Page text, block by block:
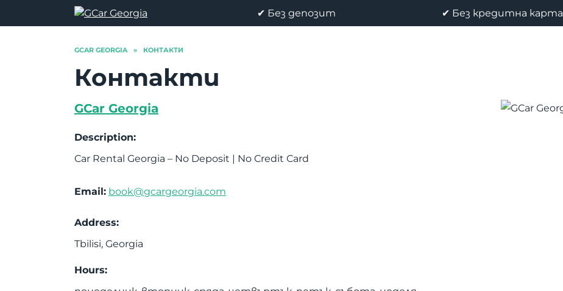
✔ Без депозит ✔ Без кредитна карта
GCAR GEORGIA » КОНТАКТИ
Контакти
GCar Georgia
Description:
Car Rental Georgia – No Deposit | No Credit Card
Email: book@gcargeorgia.com
Address:
Tbilisi, Georgia
Hours: